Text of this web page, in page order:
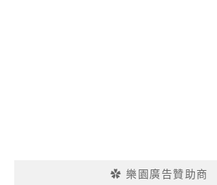
✿ 樂園廣告贊助商